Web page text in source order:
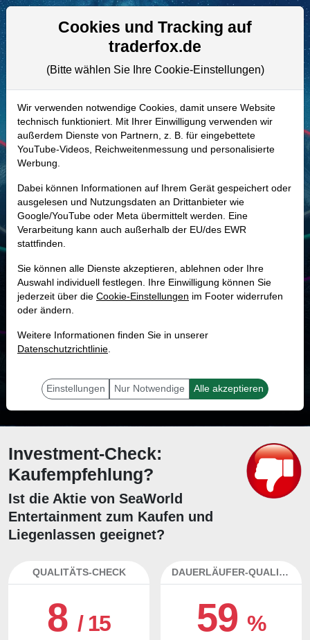
Aktien- und Artikelsuche
A1T8QH | SEAS–SeaWorld
Entertainment Aktie
Realtime-Aktienkurs:
- - -
-
Marktkapitalisierung 2,12 Mrd. USD
Unternehmenswert
Umsatz 1,66 Mrd. USD
40.0 %
mit dieser Aktie erfolgreich sein.
Investment-Check:
Kaufempfehlung?
Ist die Aktie von SeaWorld
Entertainment zum Kaufen und
Liegenlassen geeignet?
QUALITÄTS-CHECK
8/ 15
DAUERLÄUFER-QUALITÄTEN
59%
Cookies und Tracking auf
traderfox.de
(Bitte wählen Sie Ihre Cookie-Einstellungen)
Wir verwenden notwendige Cookies, damit unsere Website
technisch funktioniert. Mit Ihrer Einwilligung verwenden wir
außerdem Dienste von Partnern, z. B. für eingebettete
YouTube-Videos, Reichweitenmessung und personalisierte
Werbung.
Dabei können Informationen auf Ihrem Gerät gespeichert oder
ausgelesen und Nutzungsdaten an Drittanbieter wie
Google/YouTube oder Meta übermittelt werden. Eine
Verarbeitung kann auch außerhalb der EU/des EWR
stattfinden.
Sie können alle Dienste akzeptieren, ablehnen oder Ihre
Auswahl individuell festlegen. Ihre Einwilligung können Sie
jederzeit über die Cookie-Einstellungen im Footer widerrufen
oder ändern.
Weitere Informationen finden Sie in unserer
Datenschutzrichtlinie.
Einstellungen Nur Notwendige Alle akzeptieren